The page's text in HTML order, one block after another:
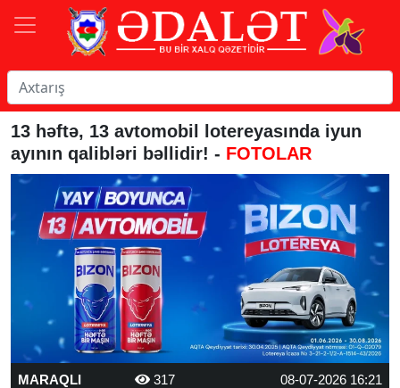
13 həftə, 13 avtomobil lotereyasında iyun
ayının qalibləri bəllidir! - FOTOLAR
MARAQLI 317
08-07-2026 16:21